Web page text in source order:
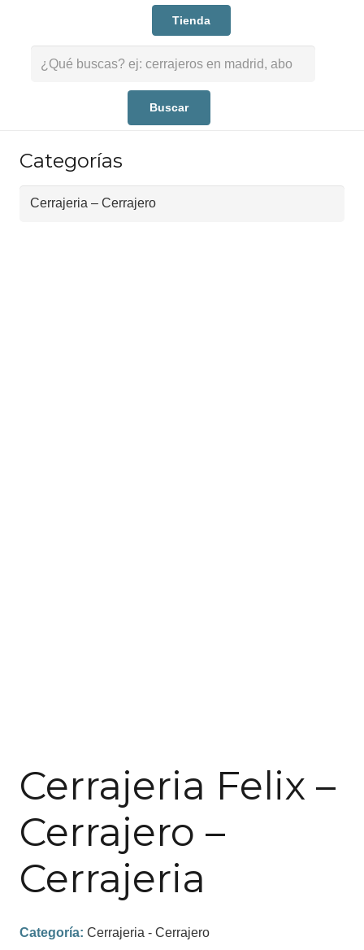
Tienda
Categorías
Cerrajeria Felix –
Cerrajero –
Cerrajeria
Categoría: Cerrajeria - Cerrajero